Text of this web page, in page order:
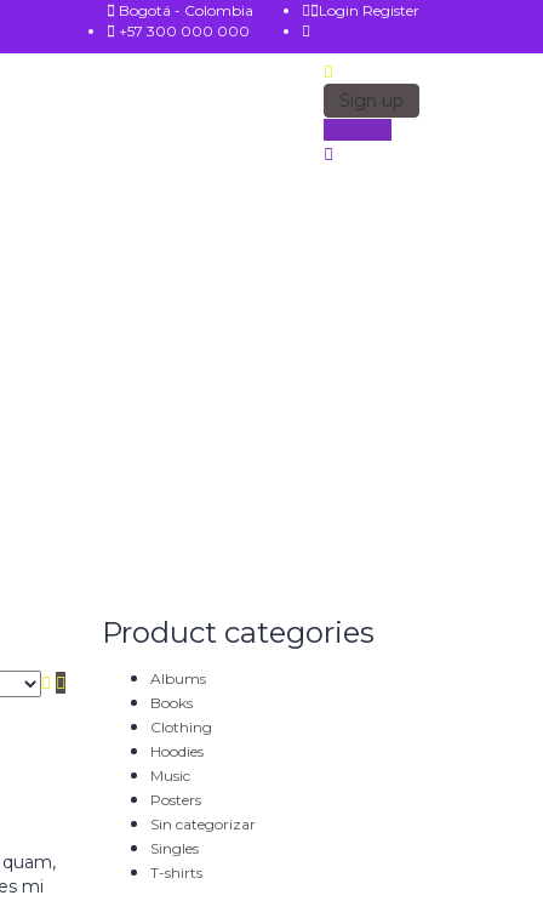
Login Register
Bogotá - Colombia
+57 300 000 000
Sign up
mi
Product categories
Albums
Books
Clothing
Hoodies
Music
Posters
Sin categorizar
Singles
T-shirts